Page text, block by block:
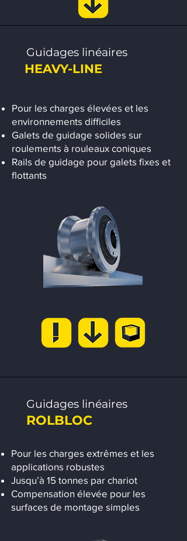
Guidages linéaires
HEAVY-LINE
Pour les charges élevées et les
environnements difficiles
Galets de guidage solides sur
roulements à rouleaux coniques
Rails de guidage pour galets fixes et
flottants
Guidages linéaires
ROLBLOC
Pour les charges extrêmes et les
applications robustes
Jusqu’à 15 tonnes par chariot
Compensation élevée pour les
surfaces de montage simples